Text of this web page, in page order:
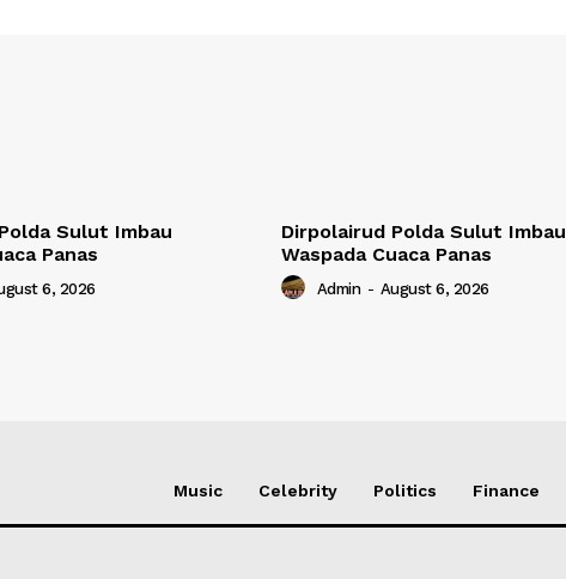
Sulut Imbau
Panas
6, 2026
Dirpolairud Polda Sulut Imbau
Waspada Cuaca Panas
Admin - August 6, 2026
Music Celebrity Politics Finance